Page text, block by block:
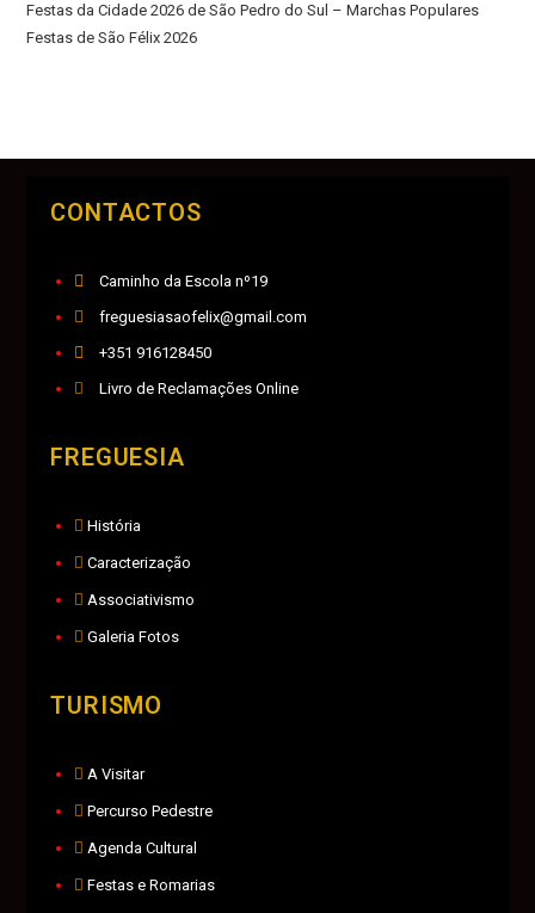
Festas da Cidade 2026 de São Pedro do Sul – Marchas Populares
Festas de São Félix 2026
CONTACTOS
Caminho da Escola nº19
freguesiasaofelix@gmail.com
+351 916128450
Livro de Reclamações Online
FREGUESIA
História
Caracterização
Associativismo
Galeria Fotos
TURISMO
A Visitar
Percurso Pedestre
Agenda Cultural
Festas e Romarias